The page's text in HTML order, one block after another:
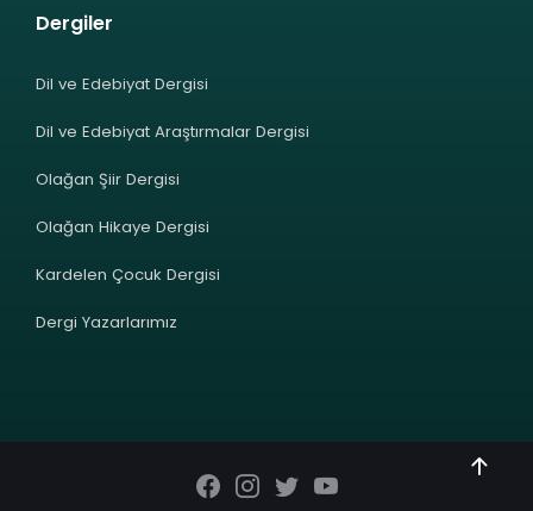
Dergiler
Dil ve Edebiyat Dergisi
Dil ve Edebiyat Araştırmalar Dergisi
Olağan Şiir Dergisi
Olağan Hikaye Dergisi
Kardelen Çocuk Dergisi
Dergi Yazarlarımız